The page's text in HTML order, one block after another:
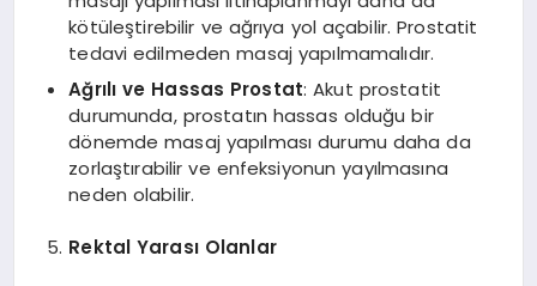
kötüleştirebilir ve ağrıya yol açabilir. Prostatit
tedavi edilmeden masaj yapılmamalıdır.
Ağrılı ve Hassas Prostat: Akut prostatit
durumunda, prostatın hassas olduğu bir
dönemde masaj yapılması durumu daha da
zorlaştırabilir ve enfeksiyonun yayılmasına
neden olabilir.
Rektal Yarası Olanlar